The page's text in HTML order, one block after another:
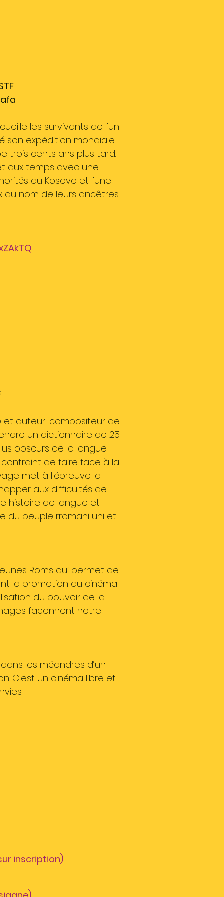
les survivants de l'un
son expédition mondiale
trois cents ans plus tard.
aux temps avec une
du Kosovo et l'une
au nom de leurs ancêtres
et auteur-compositeur de
un dictionnaire de 25
obscurs de la langue
contraint de faire face à la
met à l'épreuve la
aux difficultés de
histoire de langue et
du peuple rromani uni et
Roms qui permet de
la promotion du cinéma
du pouvoir de la
façonnent notre
les méandres d’un
C’est un cinéma libre et
inscription)